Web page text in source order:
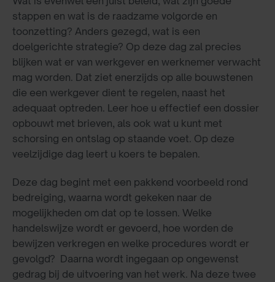
stappen en wat is de raadzame volgorde en
toonzetting? Anders gezegd, wat is een
doelgerichte strategie? Op deze dag zal precies
blijken wat er van werkgever en werknemer verwacht
mag worden. Dat ziet enerzijds op alle bouwstenen
die een werkgever dient te regelen, naast het
adequaat optreden. Leer hoe u effectief een dossier
opbouwt met brieven, als ook wat u kunt met
schorsing en ontslag op staande voet. Op deze
veelzijdige dag leert u koers te bepalen.
Deze dag begint met een pakkend voorbeeld rond
bedreiging, waarna wordt gekeken naar de
mogelijkheden om dat op te lossen. Welke
handelswijze wordt er gevoerd, hoe worden de
bewijzen verkregen en welke procedures wordt er
gevolgd? Daarna wordt ingegaan op ongewenst
gedrag bij de uitvoering van het werk. Na deze twee